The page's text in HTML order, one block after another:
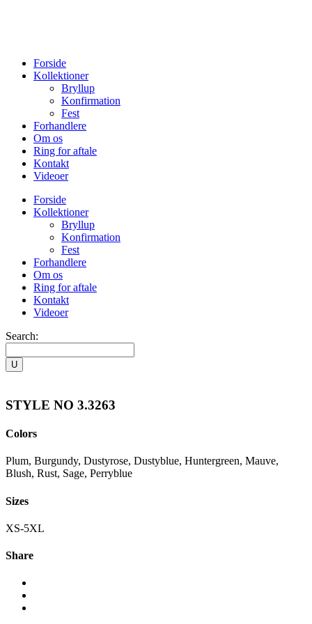
Forside
Kollektioner
Bryllup
Konfirmation
Fest
Forhandlere
Om os
Ring for aftale
Kontakt
Videoer
Forside
Kollektioner
Bryllup
Konfirmation
Fest
Forhandlere
Om os
Ring for aftale
Kontakt
Videoer
Search:
STYLE NO 3.3263
Colors
Plum, Burgundy, Dustyrose, Dustyblue, Huntergreen, Mauve,
Blush, Rust, Sage, Perryblue
Sizes
XS-5XL
Share